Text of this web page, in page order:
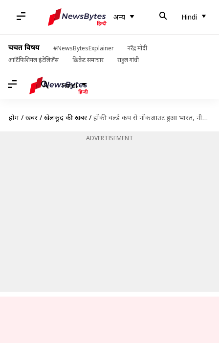
अन्य Hindi
चर्चित विषय #NewsBytesExplainer
नरेंद्र मोदी
आर्टिफिशियल इंटेलिजेंस
क्रिकेट समाचार राहुल गांधी
Hindi
होम / खबरें / खेलकूद की खबरें / हॉकी वर्ल्ड कप से नॉकआउट हुआ भारत, नीदरलैंड और बेल्ज़ियम पहुंचे सेमीफाइनल में
ADVERTISEMENT